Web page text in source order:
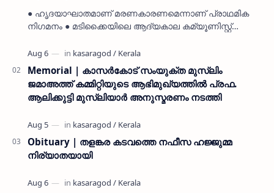
● ഹൃദയാഘാതമാണ് മരണകാരണമെന്നാണ് പ്രാഥമിക
നിഗമനം ● മടിക്കൈയിലെ ആദ്യകാല കമ്യൂണിസ്റ്റ്
മകളാണ് ● വിവരമറിഞ്ഞ് ജനപ്ര…
Memorial | കാസർകോട് സംയുക്ത മുസ്ലിം
ജമാഅത്ത് കമ്മിറ്റിയുടെ ആഭിമുഖ്യത്തിൽ പ്രഫ.
ആലിക്കുട്ടി മുസ്ലിയാർ അനുസ്മരണം നടത്തി
Obituary | തളങ്കര കടവത്തെ നഫീസ ഹജ്ജുമ്മ
നിര്യാതയായി